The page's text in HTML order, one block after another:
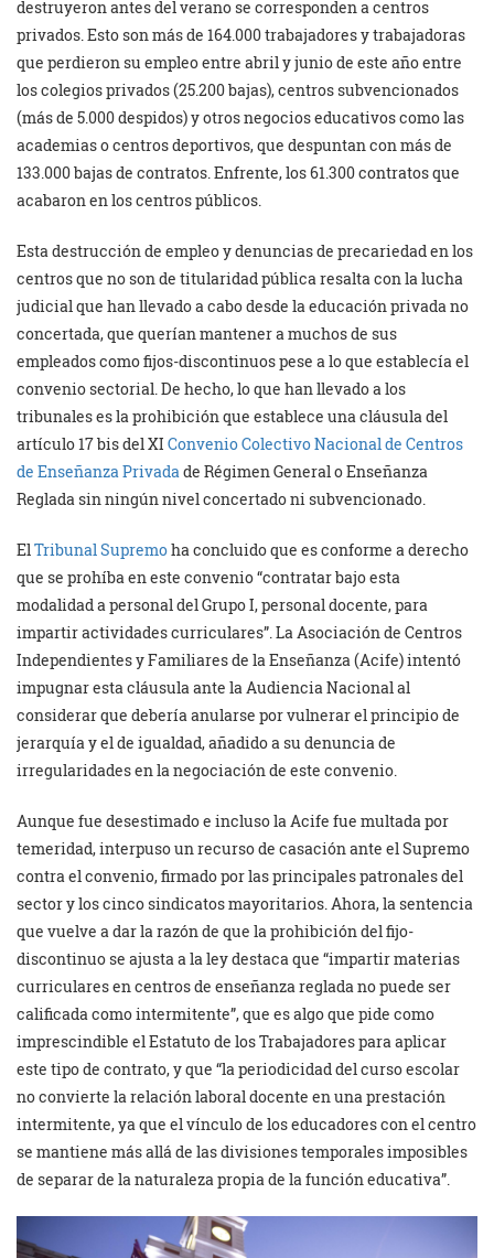
destruyeron antes del verano se corresponden a centros
privados. Esto son más de 164.000 trabajadores y trabajadoras
que perdieron su empleo entre abril y junio de este año entre
los colegios privados (25.200 bajas), centros subvencionados
(más de 5.000 despidos) y otros negocios educativos como las
academias o centros deportivos, que despuntan con más de
133.000 bajas de contratos. Enfrente, los 61.300 contratos que
acabaron en los centros públicos.
Esta destrucción de empleo y denuncias de precariedad en los
centros que no son de titularidad pública resalta con la lucha
judicial que han llevado a cabo desde la educación privada no
concertada, que querían mantener a muchos de sus
empleados como fijos-discontinuos pese a lo que establecía el
convenio sectorial. De hecho, lo que han llevado a los
tribunales es la prohibición que establece una cláusula del
artículo 17 bis del XI Convenio Colectivo Nacional de Centros
de Enseñanza Privada de Régimen General o Enseñanza
Reglada sin ningún nivel concertado ni subvencionado.
El Tribunal Supremoha concluido que es conforme a derecho
que se prohíba en este convenio “contratar bajo esta
modalidad a personal del Grupo I, personal docente, para
impartir actividades curriculares”. La Asociación de Centros
Independientes y Familiares de la Enseñanza (Acife) intentó
impugnar esta cláusula ante la Audiencia Nacional al
considerar que debería anularse por vulnerar el principio de
jerarquía y el de igualdad, añadido a su denuncia de
irregularidades en la negociación de este convenio.
Aunque fue desestimado e incluso la Acife fue multada por
temeridad, interpuso un recurso de casación ante el Supremo
contra el convenio, firmado por las principales patronales del
sector y los cinco sindicatos mayoritarios. Ahora, la sentencia
que vuelve a dar la razón de que la prohibición del fijo-
discontinuo se ajusta a la ley destaca que “impartir materias
curriculares en centros de enseñanza reglada no puede ser
calificada como intermitente”, que es algo que pide como
imprescindible el Estatuto de los Trabajadores para aplicar
este tipo de contrato, y que “la periodicidad del curso escolar
no convierte la relación laboral docente en una prestación
intermitente, ya que el vínculo de los educadores con el centro
se mantiene más allá de las divisiones temporales imposibles
de separar de la naturaleza propia de la función educativa”.